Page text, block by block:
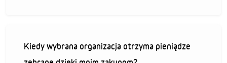
Kiedy wybrana organizacja otrzyma pieniądze